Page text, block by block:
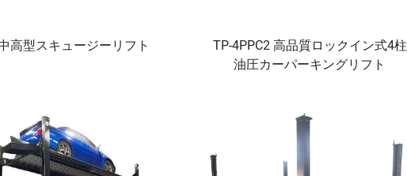
高型スキュージーリフト
TP-4PPC2 高品質ロックイン式4柱
油圧カーパーキングリフト